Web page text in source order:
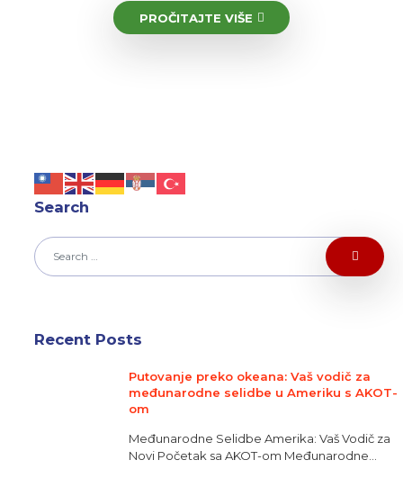
PROČITAJTE VIŠE
Search
Recent Posts
Putovanje preko okeana: Vaš vodič za
međunarodne selidbe u Ameriku s AKOT-
om
Međunarodne Selidbe Amerika: Vaš Vodič za
Novi Početak sa AKOT-om Međunarodne...